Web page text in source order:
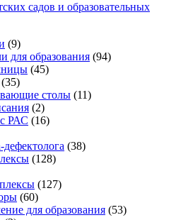
садов и образовательных
(9)
для образования (94)
(45)
(35)
столы (11)
(2)
РАС (16)
(38)
(128)
(127)
(60)
для образования (53)